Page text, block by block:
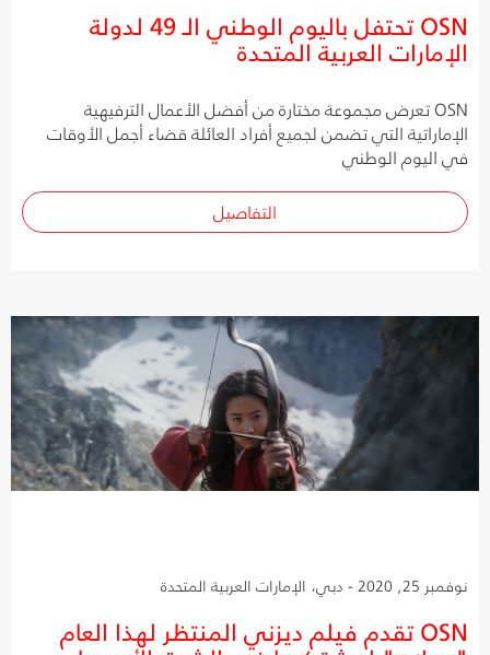
OSN تحتفل باليوم الوطني الـ 49 لدولة
الإمارات العربية المتحدة
OSN تعرض مجموعة مختارة من أفضل الأعمال الترفيهية
الإماراتية التي تضمن لجميع أفراد العائلة قضاء أجمل الأوقات
في اليوم الوطني
التفاصيل
نوفمبر 25, 2020 - دبي، الإمارات العربية المتحدة
OSN تقدم فيلم ديزني المنتظر لهذا العام